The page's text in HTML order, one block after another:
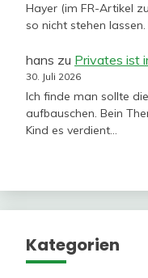
Hayer (im FR-Artikel
so nicht stehen
hans zu Privates ist
30. Juli 2026
Ich finde man sollte
aufbauschen. Bein
Kind es verdient…
Kategorien